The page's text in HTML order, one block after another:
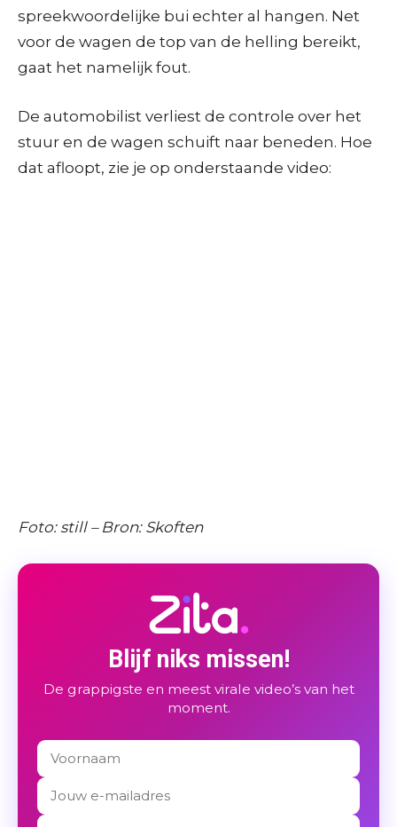
spreekwoordelijke bui echter al hangen. Net
voor de wagen de top van de helling bereikt,
gaat het namelijk fout.
De automobilist verliest de controle over het
stuur en de wagen schuift naar beneden. Hoe
dat afloopt, zie je op onderstaande video:
Foto: still – Bron: Skoften
Blijf niks missen!
De grappigste en meest virale video’s van het
moment.